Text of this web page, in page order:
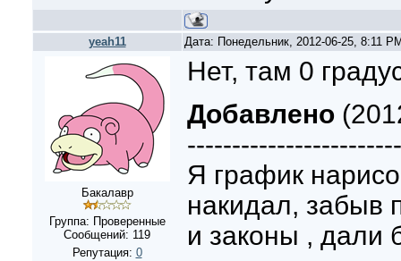
yeah11 Дата: Понедельник, 2012-06-25, 8:11
Бакалавр
Группа: Проверенные
Сообщений: 119
Репутация: 0
Нет, там 0
Добавлено
Я график
накидал, забыв
и законы , дали